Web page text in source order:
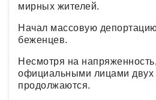
мирных жителей.
Начал массовую
беженцев.
Несмотря на
официальными лицами двух
продолжаются.